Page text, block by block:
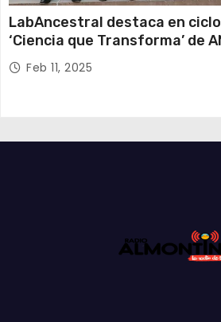
LabAncestral destaca en
‘Ciencia que Transforma’ de
Feb 11, 2025